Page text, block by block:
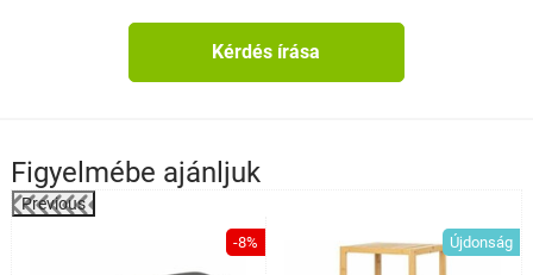
Kérdés írása
Figyelmébe ajánljuk
Previous
-8% Újdonság